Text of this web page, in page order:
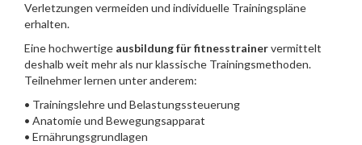
Verletzungen vermeiden und individuelle Trainingspläne
erhalten.
Eine hochwertige ausbildung für fitnesstrainervermittelt
deshalb weit mehr als nur klassische Trainingsmethoden.
Teilnehmer lernen unter anderem:
• Trainingslehre und Belastungssteuerung
• Anatomie und Bewegungsapparat
• Ernährungsgrundlagen